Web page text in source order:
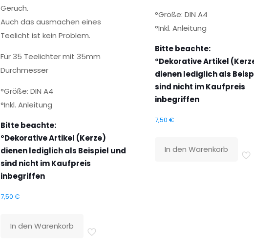
Geruch.
Auch das ausmachen eines
Teelicht ist kein Problem.
Für 35 Teelichter mit 35mm
Durchmesser
°Größe: DIN A4
°Inkl. Anleitung
Bitte beachte:
°Dekorative Artikel (Kerze)
dienen lediglich als Beispiel und
sind nicht im Kaufpreis
inbegriffen
7,50€
In den Warenkorb
°Größe: DIN A4
°Inkl. Anleitung
Bitte beachte:
°Dekorative Artikel
dienen lediglich als
sind nicht im Kaufpreis
inbegriffen
7,50 €
In den Warenkorb